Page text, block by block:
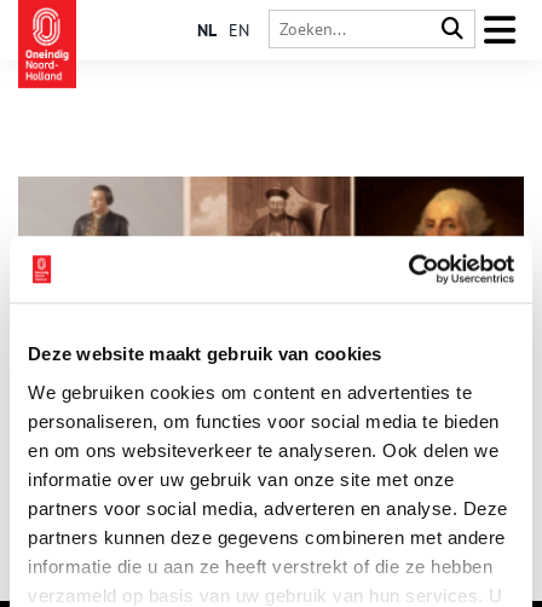
Deze website maakt gebruik van cookies
We gebruiken cookies om content en advertenties te
personaliseren, om functies voor social media te bieden
en om ons websiteverkeer te analyseren. Ook delen we
informatie over uw gebruik van onze site met onze
partners voor social media, adverteren en analyse. Deze
partners kunnen deze gegevens combineren met andere
informatie die u aan ze heeft verstrekt of die ze hebben
verzameld op basis van uw gebruik van hun services. U
NL EN
lettre
Andreas van Braam (1739–1801) was een VOC-man, maar geen
gewone handelaar. Hij reisde naar China en de Verenigde
Staten, leerde talen, respecteerde rituelen en begreep dat
echte uitwisseling begint bij gelijkwaardigheid. Van Braam
verbond Oost en West, niet door te overheersen, maar door te
luisteren en te leren. Hij zag mensen, niet markten. Vandaag
zouden we hem een echte wereldreiziger én een vroeg
voorbeeld van culturele sensitiviteit noemen.